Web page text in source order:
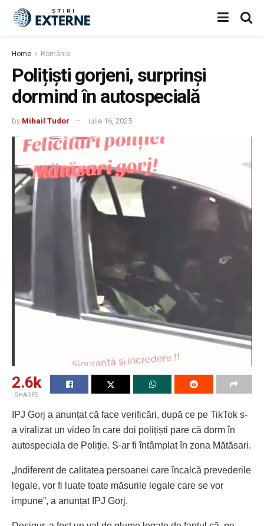
Home România
Polițiști gorjeni, surprinși
dormind în autospecială
by Mihail Tudor iulie 16, 2025
2.6k
SHARES
IPJ Gorj a anunțat că face verificări, după ce pe TikTok s-
a viralizat un video în care doi polițiști pare că dorm în
autospeciala de Poliție. S-ar fi întâmplat în zona Mătăsari.
„Indiferent de calitatea persoanei care încalcă prevederile
legale, vor fi luate toate măsurile legale care se vor
impune”, a anunțat IPJ Gorj.